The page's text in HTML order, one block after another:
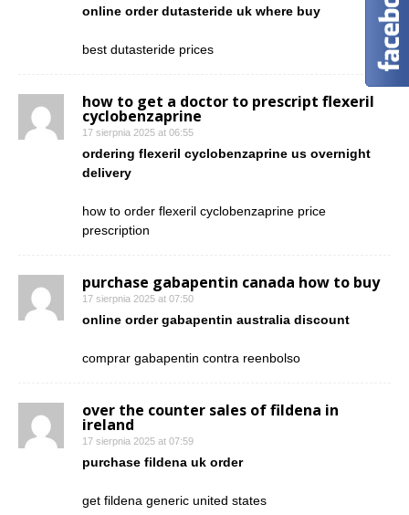
online order dutasteride uk where buy
best dutasteride prices
how to get a doctor to prescript flexeril
cyclobenzaprine
17 sierpnia 2025 at 06:55
ordering flexeril cyclobenzaprine us overnight
delivery
how to order flexeril cyclobenzaprine price
prescription
purchase gabapentin canada how to buy
17 sierpnia 2025 at 07:50
online order gabapentin australia discount
comprar gabapentin contra reenbolso
over the counter sales of fildena in
ireland
17 sierpnia 2025 at 07:59
purchase fildena uk order
get fildena generic united states